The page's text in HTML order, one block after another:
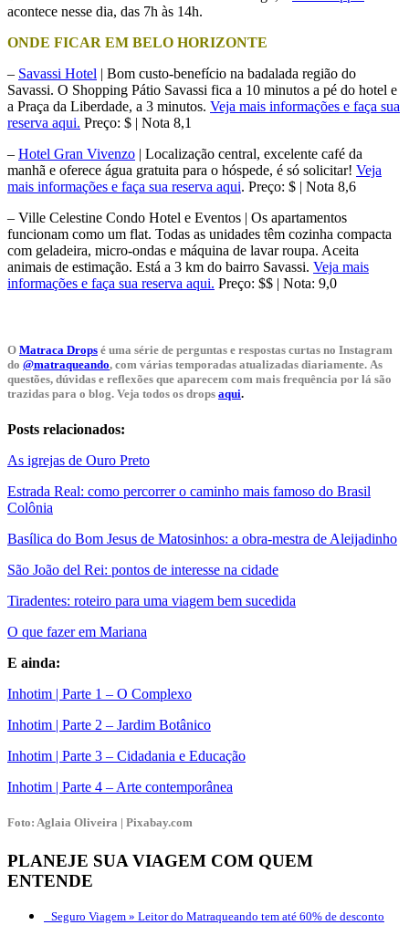
acontece nesse dia, das 7h às 14h.
ONDE FICAR EM BELO HORIZONTE
– Savassi Hotel | Bom custo-benefício na badalada região do
Savassi. O Shopping Pátio Savassi fica a 10 minutos a pé do hotel e
a Praça da Liberdade, a 3 minutos. Veja mais informações e faça sua
reserva aqui. Preço: $ | Nota 8,1
– Hotel Gran Vivenzo | Localização central, excelente café da
manhã e oferece água gratuita para o hóspede, é só solicitar! Veja
mais informações e faça sua reserva aqui. Preço: $ | Nota 8,6
– Ville Celestine Condo Hotel e Eventos | Os apartamentos
funcionam como um flat. Todas as unidades têm cozinha compacta
com geladeira, micro-ondas e máquina de lavar roupa. Aceita
animais de estimação. Está a 3 km do bairro Savassi. Veja mais
informações e faça sua reserva aqui. Preço: $$ | Nota: 9,0
O Matraca Drops é uma série de perguntas e respostas curtas no Instagram
do @matraqueando, com várias temporadas atualizadas diariamente. As
questões, dúvidas e reflexões que aparecem com mais frequência por lá são
trazidas para o blog. Veja todos os drops aqui.
Posts relacionados:
As igrejas de Ouro Preto
Estrada Real: como percorrer o caminho mais famoso do Brasil
Colônia
Basílica do Bom Jesus de Matosinhos: a obra-mestra de Aleijadinho
São João del Rei: pontos de interesse na cidade
Tiradentes: roteiro para uma viagem bem sucedida
O que fazer em Mariana
E ainda:
Inhotim | Parte 1 – O Complexo
Inhotim | Parte 2 – Jardim Botânico
Inhotim | Parte 3 – Cidadania e Educação
Inhotim | Parte 4 – Arte contemporânea
Foto: Aglaia Oliveira | Pixabay.com
PLANEJE SUA VIAGEM COM QUEM
ENTENDE
Seguro Viagem » Leitor do Matraqueando tem até 60% de desconto